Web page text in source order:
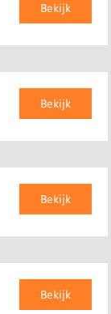
Bekijk
Bekijk
Bekijk
Bekijk